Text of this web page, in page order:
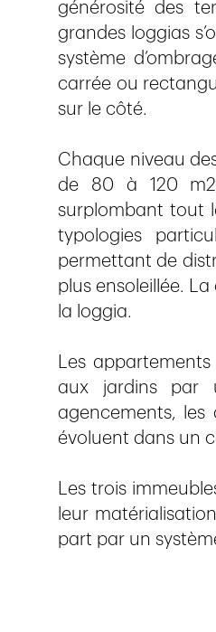
générosité des
grandes loggias
système
carrée ou
sur le côté.
Chaque niveau
de 80 à 120
surplombant tout
typologies
permettant de
plus ensoleillée.
la loggia.
Les
aux jardins par
agencements, les
évoluent dans un
Les trois
leur
part par un